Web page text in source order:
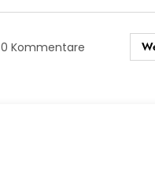
0 Kommentare